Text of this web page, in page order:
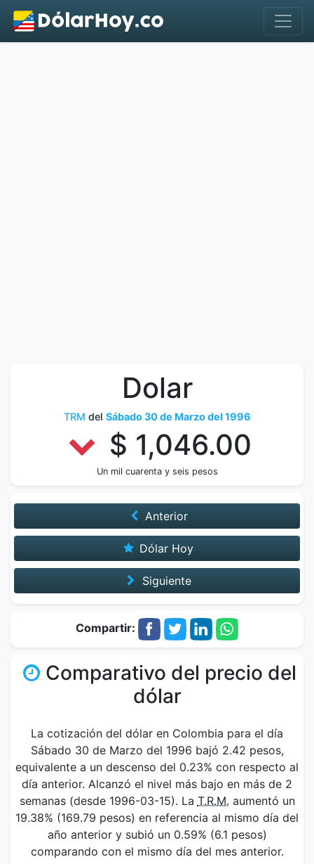
Dolar
TRM del Sábado 30 de Marzo del 1996
$ 1,046.00
Un mil cuarenta y seis pesos
Anterior
Dólar Hoy
Siguiente
Compartir:
Comparativo del precio del
dólar
La cotización del dólar en Colombia para el día
Sábado 30 de Marzo del 1996 bajó 2.42 pesos,
equivalente a un descenso del 0.23% con respecto al
día anterior. Alcanzó el nivel más bajo en más de 2
semanas (desde 1996-03-15). La T.R.M. aumentó un
19.38% (169.79 pesos) en referencia al mismo día del
año anterior y subió un 0.59% (6.1 pesos)
comparando con el mismo día del mes anterior.